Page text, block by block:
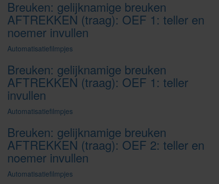
Breuken: gelijknamige breuken
AFTREKKEN (traag): OEF 1: teller en
noemer invullen
Automatisatiefilmpjes
Breuken: gelijknamige breuken
AFTREKKEN (traag): OEF 1: teller
invullen
Automatisatiefilmpjes
Breuken: gelijknamige breuken
AFTREKKEN (traag): OEF 2: teller en
noemer invullen
Automatisatiefilmpjes